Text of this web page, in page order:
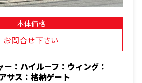
本体価格
お問合せ下さい
：ハイルーフ：ウィング：
サス：格納ゲート